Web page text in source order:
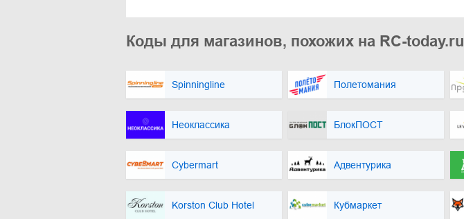
Коды для магазинов, похожих на RC-today.ru
Spinningline Полетомания
Неоклассика БлокПОСТ
Cybermart Адвентурика
Korston Club Hotel Кубмаркет